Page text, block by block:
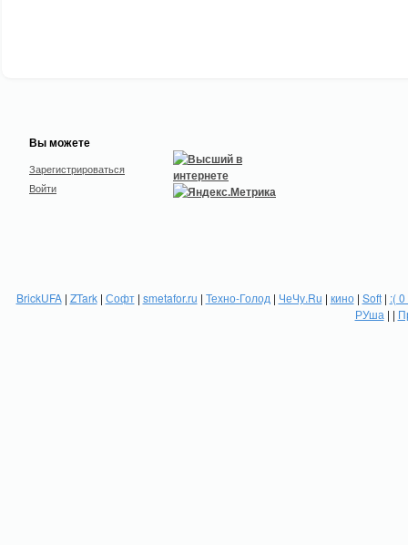
Вы можете
Зарегистрироваться
Войти
BrickUFA| ZTark| Софт| smetafor.ru | Техно-Голод | ЧеЧу.Ru | кино| Soft| :(
РУша | |